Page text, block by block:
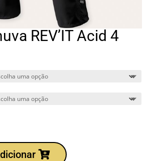
REV’IT Acid 4